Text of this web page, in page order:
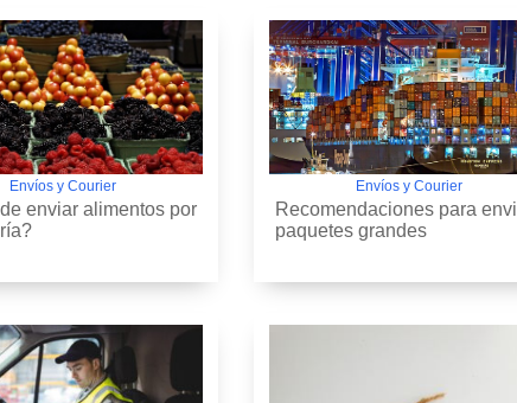
Envíos y Courier
enviar alimentos por
Envíos y Courier
Recomendaciones para
paquetes grandes